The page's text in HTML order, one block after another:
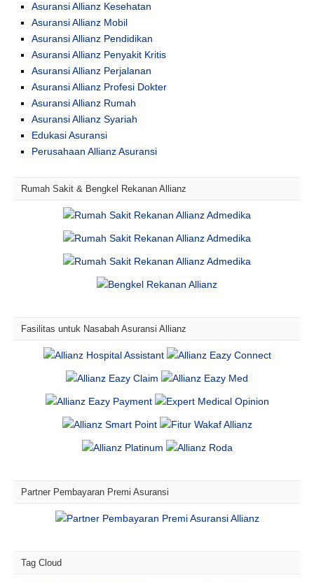
Asuransi Allianz Kesehatan
Asuransi Allianz Mobil
Asuransi Allianz Pendidikan
Asuransi Allianz Penyakit Kritis
Asuransi Allianz Perjalanan
Asuransi Allianz Profesi Dokter
Asuransi Allianz Rumah
Asuransi Allianz Syariah
Edukasi Asuransi
Perusahaan Allianz Asuransi
Rumah Sakit & Bengkel Rekanan Allianz
Fasilitas untuk Nasabah Asuransi Allianz
Partner Pembayaran Premi Asuransi
Tag Cloud